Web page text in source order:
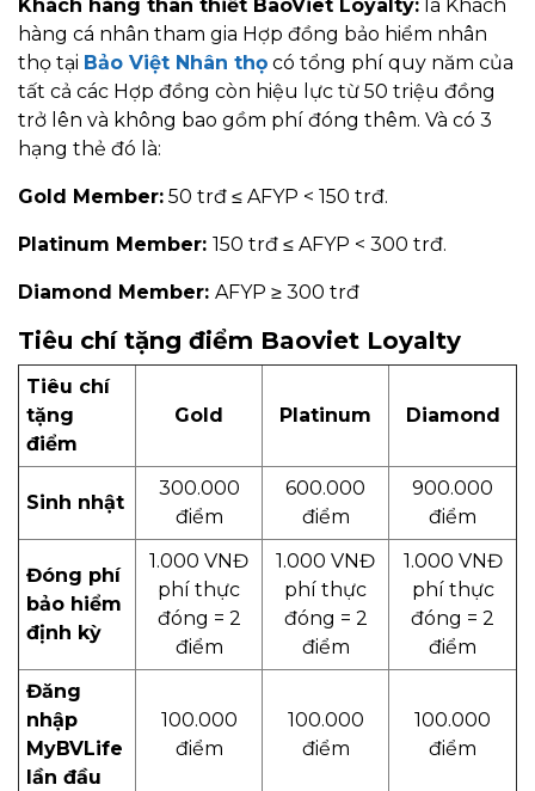
Khách hàng thân thiết BaoViet Loyalty: là Khách
hàng cá nhân tham gia Hợp đồng bảo hiểm nhân
thọ tại Bảo Việt Nhân thọ có tổng phí quy năm của
tất cả các Hợp đồng còn hiệu lực từ 50 triệu đồng
trở lên và không bao gồm phí đóng thêm. Và có 3
hạng thẻ đó là:
Gold Member: 50 trđ ≤ AFYP < 150 trđ.
Platinum Member: 150 trđ ≤ AFYP < 300 trđ.
Diamond Member: AFYP ≥ 300 trđ
Tiêu chí tặng điểm Baoviet Loyalty
Tiêu chí
tặng
điểm
Gold Platinum Diamond
Sinh nhật
300.000
điểm
600.000
điểm
900.000
điểm
Đóng phí
bảo hiểm
định kỳ
1.000 VNĐ
phí thực
đóng = 2
điểm
1.000 VNĐ
phí thực
đóng = 2
điểm
1.000 VNĐ
phí thực
đóng = 2
điểm
Đăng
nhập
MyBVLife
lần đầu
100.000
điểm
100.000
điểm
100.000
điểm